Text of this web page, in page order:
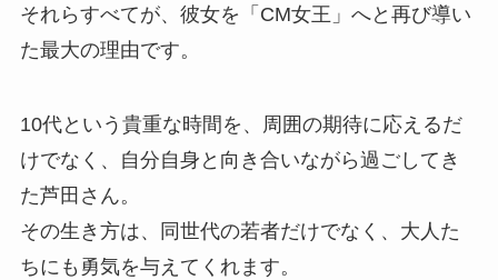
それらすべてが、彼女を「CM女王」へと再び導い
た最大の理由です。
10代という貴重な時間を、周囲の期待に応えるだ
けでなく、自分自身と向き合いながら過ごしてき
た芦田さん。
その生き方は、同世代の若者だけでなく、大人た
ちにも勇気を与えてくれます。